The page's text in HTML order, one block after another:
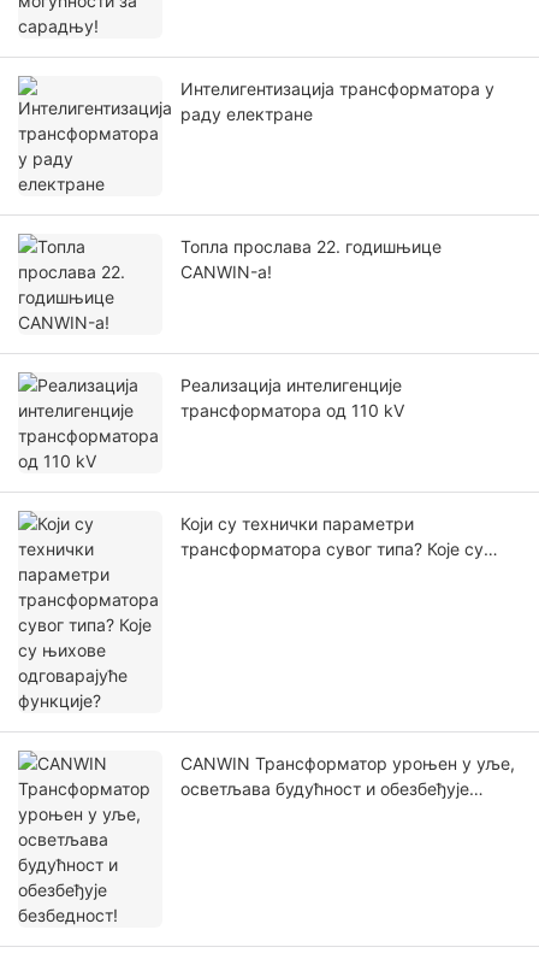
Интелигентизација трансформатора у
раду електране
Топла прослава 22. годишњице
CANWIN-а!
Реализација интелигенције
трансформатора од 110 kV
Који су технички параметри
трансформатора сувог типа? Које су
CANWIN Трансформатор уроњен у уље,
осветљава будућност и обезбеђује